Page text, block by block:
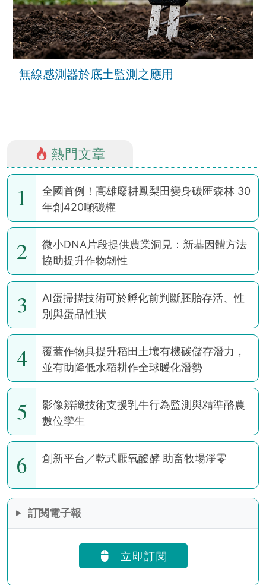
無線感測器於底土監測之應用
熱門文章
1
全國首例！高雄廢耕鳳梨田變身碳匯森林 30
年創420噸碳權
2
微小DNA片段提供農業洞見：新基因體方法
協助提升作物韌性
3
AI蛋掃描技術可於孵化前判斷胚胎存活、性
別與蛋品性狀
4
覆蓋作物具提升稻田土壤有機碳儲存潛力，
並有助降低水稻耕作全球暖化潛勢
5
影像辨識技術支援乳牛行為監測與精準酪農
數位孿生
6 創新平台／乾式厭氧醱酵 助畜牧場淨零
訂閱電子報
立即訂閱